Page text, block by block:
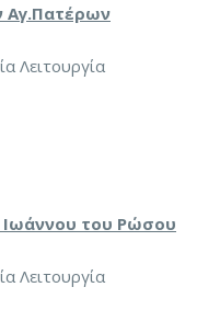
Αγ.Πατέρων
Λειτουργία
Ιωάννου του Ρώσου
Λειτουργία